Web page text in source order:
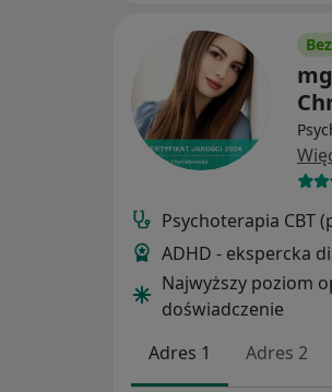
Psychoterapia CBT
ADHD - ekspercka
Najwyższy poziom
doświadczenie
Adres 1
Adres 2